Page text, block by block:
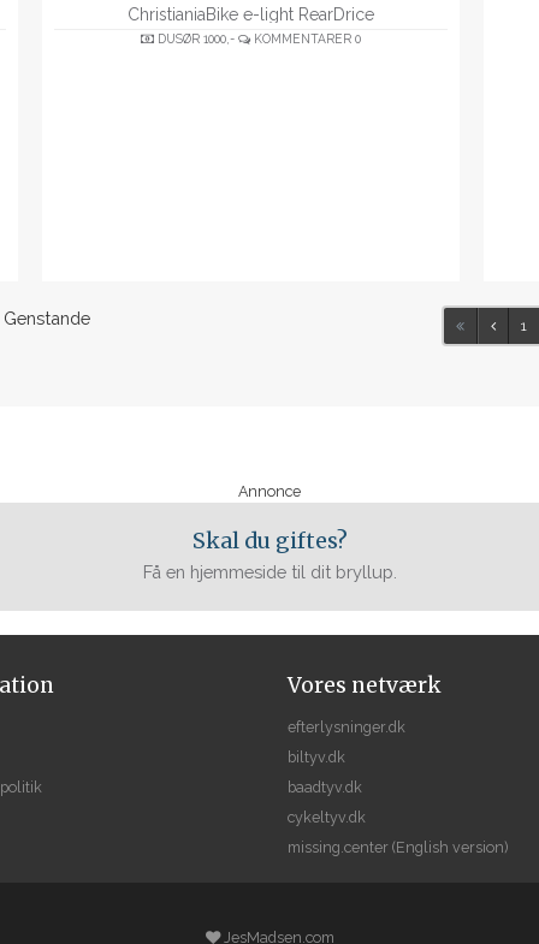
ChristianiaBike e-light RearDrice
DUSØR 1000,- KOMMENTARER 0
Genstande 1
Annonce
Skal du giftes?
Få en hjemmeside til dit bryllup.
Vores netværk
efterlysninger.dk
biltyv.dk
baadtyv.dk
cykeltyv.dk
missing.center (English version)
JesMadsen.com